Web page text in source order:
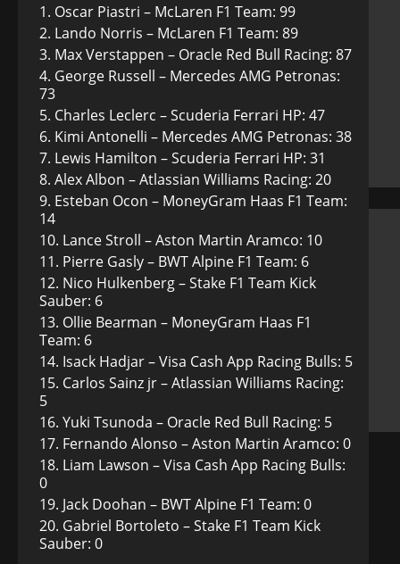
Oscar Piastri – McLaren F1 Team: 99
Lando Norris – McLaren F1 Team: 89
Max Verstappen – Oracle Red Bull Racing: 87
George Russell – Mercedes AMG Petronas:
73
Charles Leclerc – Scuderia Ferrari HP: 47
Kimi Antonelli – Mercedes AMG Petronas: 38
Lewis Hamilton – Scuderia Ferrari HP: 31
Alex Albon – Atlassian Williams Racing: 20
Esteban Ocon – MoneyGram Haas F1 Team:
14
Lance Stroll – Aston Martin Aramco: 10
Pierre Gasly – BWT Alpine F1 Team: 6
Nico Hulkenberg – Stake F1 Team Kick
Sauber: 6
Ollie Bearman – MoneyGram Haas F1
Team: 6
Isack Hadjar – Visa Cash App Racing Bulls: 5
Carlos Sainz jr – Atlassian Williams Racing:
5
Yuki Tsunoda – Oracle Red Bull Racing: 5
Fernando Alonso – Aston Martin Aramco: 0
Liam Lawson – Visa Cash App Racing Bulls:
0
Jack Doohan – BWT Alpine F1 Team: 0
Gabriel Bortoleto – Stake F1 Team Kick
Sauber: 0